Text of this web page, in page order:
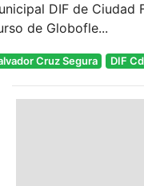
DIF de Ciudad
de Globofle...
Cruz Segura DIF